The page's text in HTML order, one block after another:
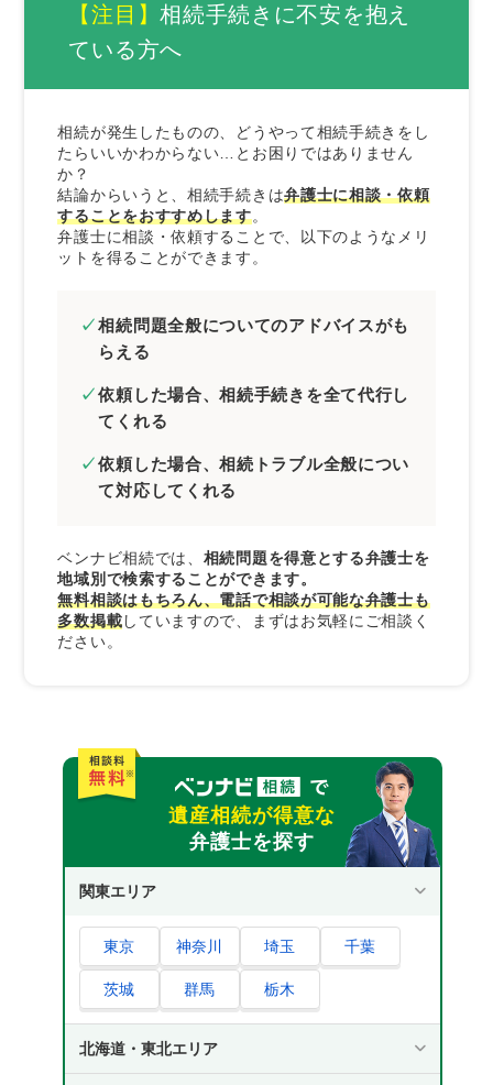
きは弁護士がおすすめ
【注目】相続手続きに不安を抱え
ている方へ
相続が発生したものの、
どうやって相続手続きをし
たらいいかわからない…
とお困りではありません
か？
結論からいうと、相続手続きは弁護士に相談・依頼
することをおすすめします。
弁護士に相談・依頼することで、以下のようなメリ
ットを得ることができます。
相続問題全般についてのアドバイスがも
らえる
依頼した場合、相続手続きを全て代行し
てくれる
依頼した場合、相続トラブル全般につい
て対応してくれる
ベンナビ相続では、 相続問題を得意とする弁護士を
地域別で検索することができます。
無料相談はもちろん、電話で相談が可能な弁護士も
多数掲載していますので、まずはお気軽にご相談く
ださい。
遺産相続が得意な
弁護士を探す
関東エリア
東京 神奈川 埼玉 千葉
茨城 群馬 栃木
北海道・東北エリア